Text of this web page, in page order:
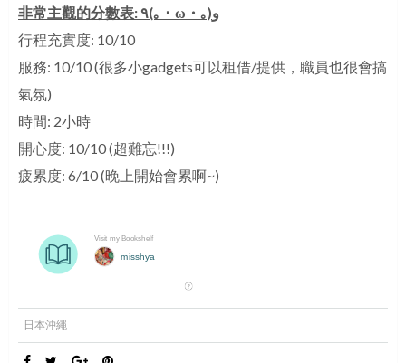
非常主觀的分數表:
٩(｡・ω・｡) و
行程充實度: 10/10
服務: 10/10 (很多小gadgets可以租借/提供，職員也很會搞
氣氛)
時間: 2小時
開心度: 10/10 (超難忘!!!)
疲累度: 6/10 (晚上開始會累啊~)
日本沖繩